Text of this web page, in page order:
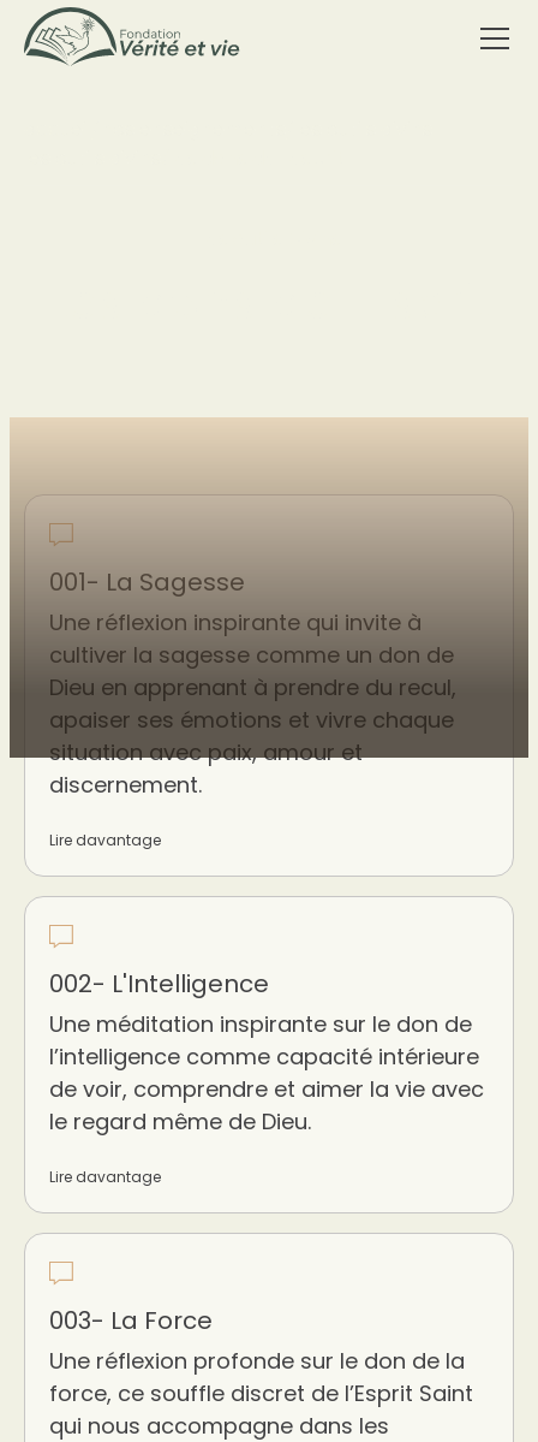
001- La Sagesse
Une réflexion inspirante qui invite à
cultiver la sagesse comme un don de
Dieu en apprenant à prendre du recul,
apaiser ses émotions et vivre chaque
situation avec paix, amour et
discernement.
Lire davantage
002- L'Intelligence
Une méditation inspirante sur le don de
l’intelligence comme capacité intérieure
de voir, comprendre et aimer la vie avec
le regard même de Dieu.
Lire davantage
003- La Force
Une réflexion profonde sur le don de la
force, ce souffle discret de l’Esprit Saint
qui nous accompagne dans les